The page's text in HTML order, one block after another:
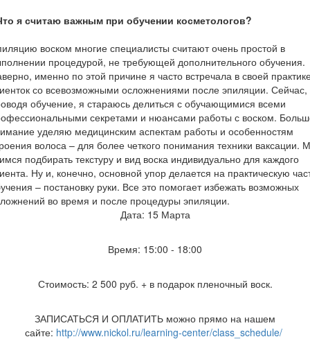
я считаю важным при обучении косметологов?
воском многие специалисты считают очень простой в
процедурой, не требующей дополнительного обучения.
именно по этой причине я часто встречала в своей
со всевозможными осложнениями после эпиляции. Сейчас,
обучение, я стараюсь делиться с обучающимися всеми
секретами и нюансами работы с воском.
уделяю медицинским аспектам работы и особенностям
волоса – для более четкого понимания техники ваксации.
подбирать текстуру и вид воска индивидуально для каждого
Ну и, конечно, основной упор делается на практическую
– постановку руки. Все это помогает избежать возможных
во время и после процедуры эпиляции.
Дата: 15 Марта
Время: 15:00 - 18:00
Стоимость: 2 500 руб. + в подарок пленочный воск.
ЗАПИСАТЬСЯ И ОПЛАТИТЬ можно прямо на нашем
сайте: http://www.nickol.ru/learning-center/class_schedule/